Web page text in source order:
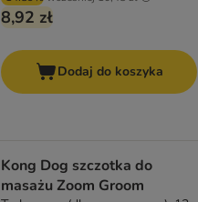
8,92 zł
Dodaj do koszyka
Kong Dog szczotka do
masażu Zoom Groom